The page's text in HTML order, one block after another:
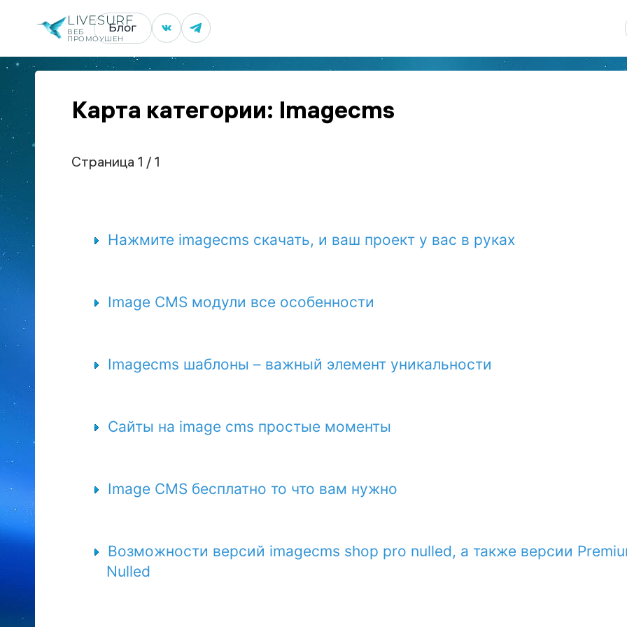
LIVESURF
ВЕБ
ПРОМОУШЕН
Блог
Карта категории: Imagecms
Страница 1 / 1
Нажмите imagecms скачать, и ваш проект у вас в руках
Image CMS модули все особенности
Imagecms шаблоны – важный элемент уникальности
Сайты на image cms простые моменты
Image CMS бесплатно то что вам нужно
Возможности версий imagecms shop pro nulled, а также версии
Nulled